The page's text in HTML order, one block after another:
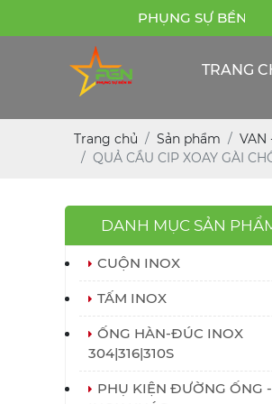
PHỤNG SỰ BỀN BỈ
TRANG
Trang chủ Sản phẩm
VAN
QUẢ CẦU CIP XOAY GÀI
DANH MỤC SẢN
CUỘN INOX
TẤM INOX
ỐNG HÀN-ĐÚC INOX
304|316|310S
PHỤ KIỆN ĐƯỜNG ỐNG -